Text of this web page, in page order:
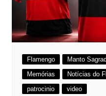
Flamengo Manto
Memórias
Notícias do
patrocinio
video